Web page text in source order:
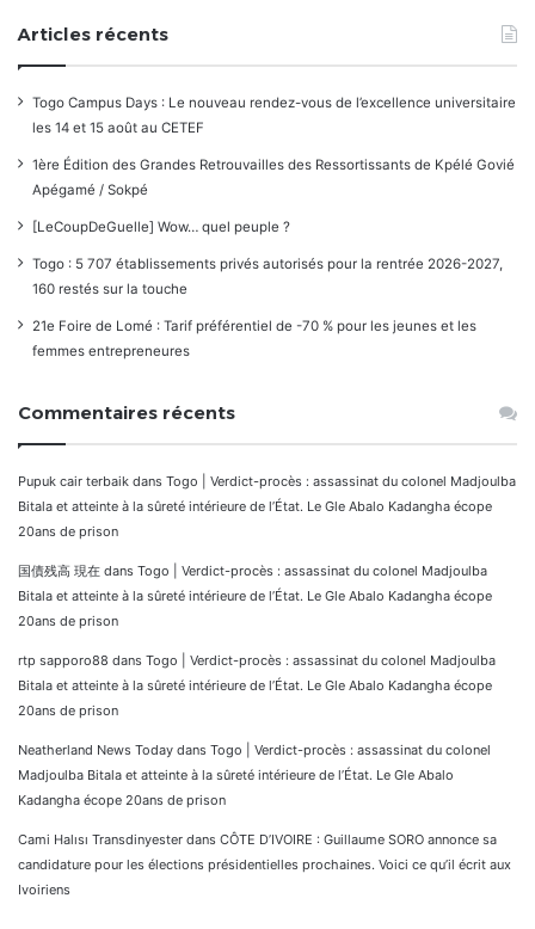
Articles récents
Togo Campus Days : Le nouveau rendez-vous de l’excellence universitaire
les 14 et 15 août au CETEF
1ère Édition des Grandes Retrouvailles des Ressortissants de Kpélé Govié
Apégamé / Sokpé
[LeCoupDeGuelle] Wow… quel peuple ?
Togo : 5 707 établissements privés autorisés pour la rentrée 2026-2027,
160 restés sur la touche
21e Foire de Lomé : Tarif préférentiel de -70 % pour les jeunes et les
femmes entrepreneures
Commentaires récents
Pupuk cair terbaik dans Togo | Verdict-procès : assassinat du colonel Madjoulba
Bitala et atteinte à la sûreté intérieure de l’État. Le Gle Abalo Kadangha écope
20ans de prison
国債残高 現在 dans Togo | Verdict-procès : assassinat du colonel Madjoulba
Bitala et atteinte à la sûreté intérieure de l’État. Le Gle Abalo Kadangha écope
20ans de prison
rtp sapporo88 dans Togo | Verdict-procès : assassinat du colonel Madjoulba
Bitala et atteinte à la sûreté intérieure de l’État. Le Gle Abalo Kadangha écope
20ans de prison
Neatherland News Today dans Togo | Verdict-procès : assassinat du colonel
Madjoulba Bitala et atteinte à la sûreté intérieure de l’État. Le Gle Abalo
Kadangha écope 20ans de prison
Cami Halısı Transdinyester dans CÔTE D’IVOIRE : Guillaume SORO annonce sa
candidature pour les élections présidentielles prochaines. Voici ce qu’il écrit aux
Ivoiriens